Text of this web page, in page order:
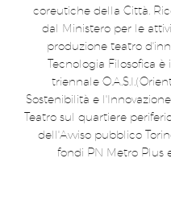
coreutiche della Città.
dal Ministero per le
produzione teatro
Tecnologia Filosofica
triennale
Sostenibilità e
Teatro sul quartiere
dell'Avviso pubblico
fondi PN Metro Plus